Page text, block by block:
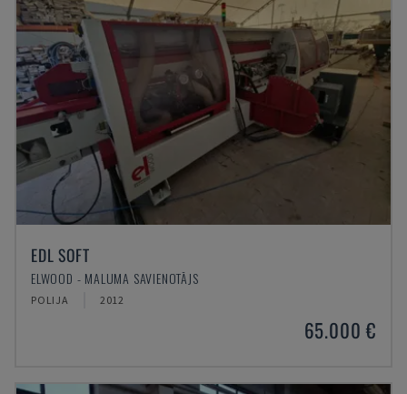
EDL SOFT
ELWOOD - MALUMA SAVIENOTĀJS
POLIJA 2012
65.000 €